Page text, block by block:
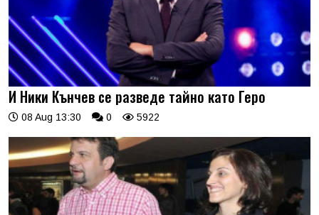
И Ники Кънчев се разведе тайно като Геро
08 Aug 13:30 0 5922